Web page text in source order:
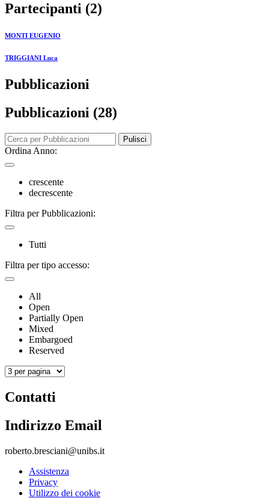
Partecipanti (2)
MONTI EUGENIO
TRIGGIANI Luca
Pubblicazioni
Pubblicazioni (28)
Pulisci
Ordina Anno:
crescente
decrescente
Filtra per Pubblicazioni:
Tutti
Filtra per tipo accesso:
All
Open
Partially Open
Mixed
Embargoed
Reserved
Contatti
Indirizzo Email
roberto.bresciani@unibs.it
Assistenza
Privacy
Utilizzo dei cookie